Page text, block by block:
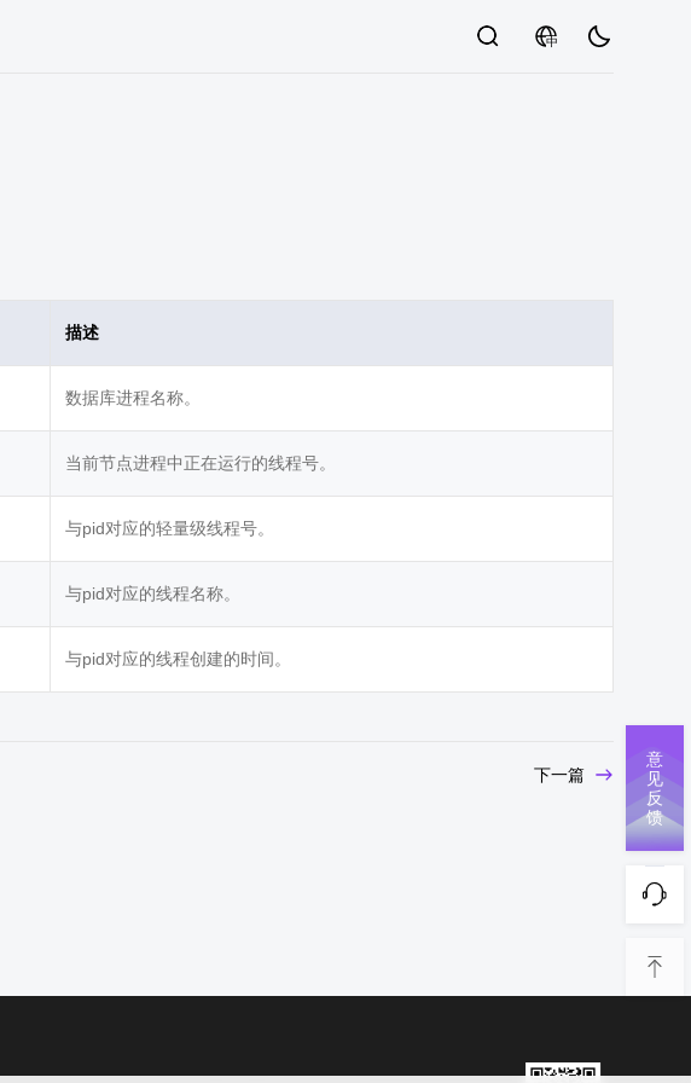
中
描述
数据库进程名称。
当前节点进程中正在运行的线程号。
与pid对应的轻量级线程号。
与pid对应的线程名称。
与pid对应的线程创建的时间。
下一篇
意
见
反
馈